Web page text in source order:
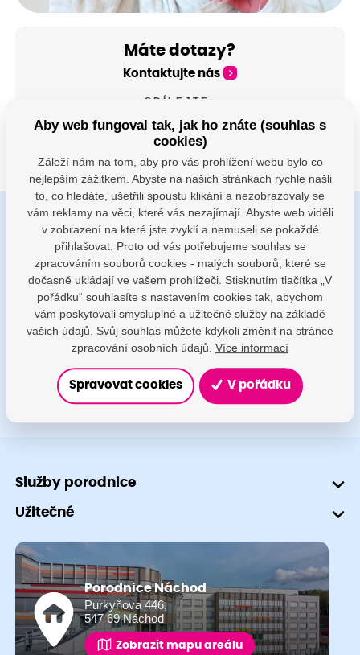
Máte dotazy?
Kontaktujte nás
SDÍLEJTE:
Buďte s námi v kontaktu
Jsme k dispozici pokud potřebujete pomoci
porodnice@nemocnicenachod.cz
+420 491 601 745
Služby porodnice
Užitečné
Porodnice Náchod
Purkyňova 446,
547 69 Náchod
Zobrazit mapu areálu
Aby web fungoval tak, jak ho znáte (souhlas s
cookies)
Záleží nám na tom, aby pro vás prohlížení webu bylo co
nejlepším zážitkem. Abyste na našich stránkách rychle našli
to, co hledáte, ušetřili spoustu klikání a nezobrazovaly se
vám reklamy na věci, které vás nezajímají. Abyste web viděli
v zobrazení na které jste zvyklí a nemuseli se pokaždé
přihlašovat. Proto od vás potřebujeme souhlas se
zpracováním souborů cookies - malých souborů, které se
dočasně ukládají ve vašem prohlížeči. Stisknutím tlačítka „V
pořádku“ souhlasíte s nastavením cookies tak, abychom
vám poskytovali smysluplné a užitečné služby na základě
vašich údajů. Svůj souhlas můžete kdykoli změnit na stránce
zpracování osobních údajů. Více informací
Spravovat cookies V pořádku